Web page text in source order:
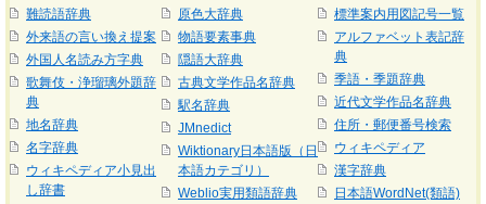
難読語辞典
外来語の言い換え提案
外国人名読み方字典
歌舞伎・浄瑠璃外題辞
典
地名辞典
名字辞典
ウィキペディア小見出
し辞書
原色大辞典
物語要素事典
隠語大辞典
古典文学作品名辞典
駅名辞典
JMnedict
Wiktionary日本語版（日
本語カテゴリ）
Weblio実用類語辞典
標準案内用図記号一覧
アルファベット表記辞
典
季語・季題辞典
近代文学作品名辞典
住所・郵便番号検索
ウィキペディア
漢字辞典
日本語WordNet(類語)